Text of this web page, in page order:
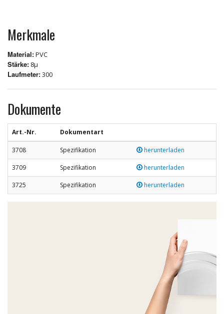
Merkmale
Material:PVC
Stärke: 8µ
Laufmeter:300
Dokumente
Art.-Nr. Dokumentart
3708 Spezifikation herunterladen
3709 Spezifikation herunterladen
3725 Spezifikation herunterladen